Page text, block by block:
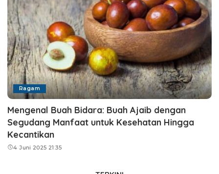
Ragam
Mengenal Buah Bidara: Buah Ajaib dengan
Segudang Manfaat untuk Kesehatan Hingga
Kecantikan
4 Juni 2025 21:35